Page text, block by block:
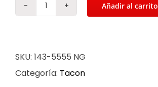
Tacones
en
color
Añadir al carrito
SKU: 143-5555 NG
Categoría: Tacon